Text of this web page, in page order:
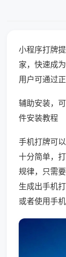
小程序打牌
家，快速成
用户可通过
辅助安装，
件安装教程
手机打牌可
十分简单，
规律，只需
生成出手机
或者使用手